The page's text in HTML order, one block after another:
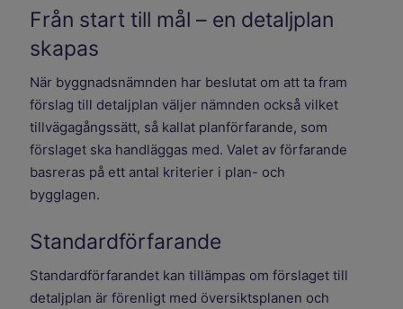
Från start till mål – en detaljplan
skapas
När byggnadsnämnden har beslutat om att ta fram
förslag till detaljplan väljer nämnden också vilket
tillvägagångssätt, så kallat planförfarande, som
förslaget ska handläggas med. Valet av förfarande
basreras på ett antal kriterier i plan- och
bygglagen.
Standardförfarande
Standardförfarandet kan tillämpas om förslaget till
detaljplan är förenligt med översiktsplanen och